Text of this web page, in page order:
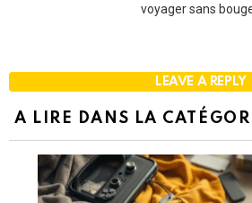
voyager sans
LEAVE A REPLY
A LIRE DANS LA